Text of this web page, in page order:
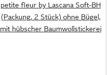
petite fleur by Lascana Soft-BH
(Packung, 2 Stück) ohne Bügel,
mit hübscher Baumwollstickerei